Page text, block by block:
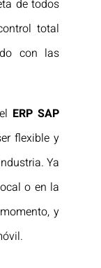
de todos
total
con las
ERP SAP
flexible y
Ya
o en la
y